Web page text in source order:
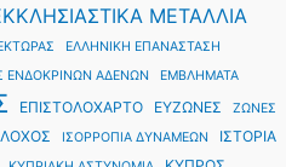
ΜΕΤΑΛΛΙΑ
ΕΛΛΗΝΙΚΗ ΕΠΑΝΑΣΤΑΣΗ
ΕΝΔΟΚΡΙΝΩΝ ΑΔΕΝΩΝ
ΕΜΒΛΗΜΑΤΑ
ΕΠΙΣΤΟΛΟΧΑΡΤΟ ΕΥΖΩΝΕΣ
ΖΩΝΕΣ
ΛΟΧΟΣ ΙΣΟΡΡΟΠΙΑ ΔΥΝΑΜΕΩΝ ΙΣΤΟΡΙΑ